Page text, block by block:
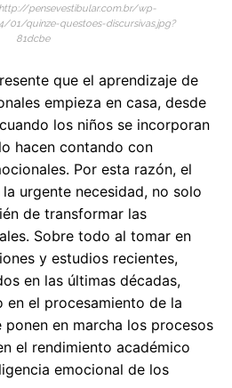
pensevestibular.com.br/wp-
quinze-questoes-discursivas.jpg?
81dcbe
que el aprendizaje de
empieza en casa, desde
los niños se incorporan
hacen contando con
Por esta razón, el
urgente necesidad, no solo
de transformar las
Sobre todo al tomar en
y estudios recientes,
en las últimas décadas,
en el procesamiento de la
en marcha los procesos
el rendimiento académico
emocional de los